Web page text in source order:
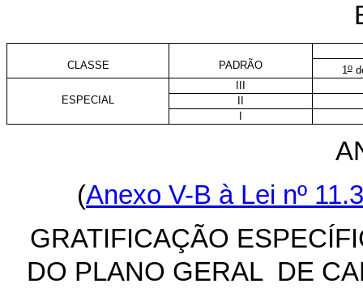
CLASSE PADRÃO 1o
ESPECIAL
(Anexo V-B à Lei nº
GRATIFICAÇÃO
DO PLANO GERAL DE